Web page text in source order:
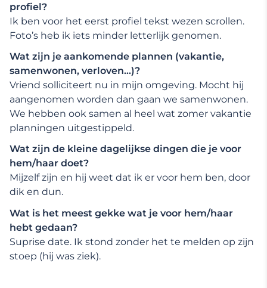
profiel?
Ik ben voor het eerst profiel tekst wezen scrollen.
Foto’s heb ik iets minder letterlijk genomen.
Wat zijn je aankomende plannen (vakantie,
samenwonen, verloven…)?
Vriend solliciteert nu in mijn omgeving. Mocht hij
aangenomen worden dan gaan we samenwonen.
We hebben ook samen al heel wat zomer vakantie
planningen uitgestippeld.
Wat zijn de kleine dagelijkse dingen die je voor
hem/haar doet?
Mijzelf zijn en hij weet dat ik er voor hem ben, door
dik en dun.
Wat is het meest gekke wat je voor hem/haar
hebt gedaan?
Suprise date. Ik stond zonder het te melden op zijn
stoep (hij was ziek).